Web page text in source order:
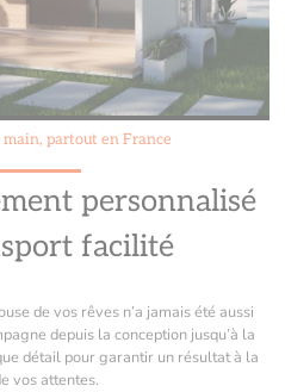
partout en France
personnalisé
facilité
de vos rêves n’a jamais été aussi
depuis la conception jusqu’à la
détail pour garantir un résultat à la
vos attentes.